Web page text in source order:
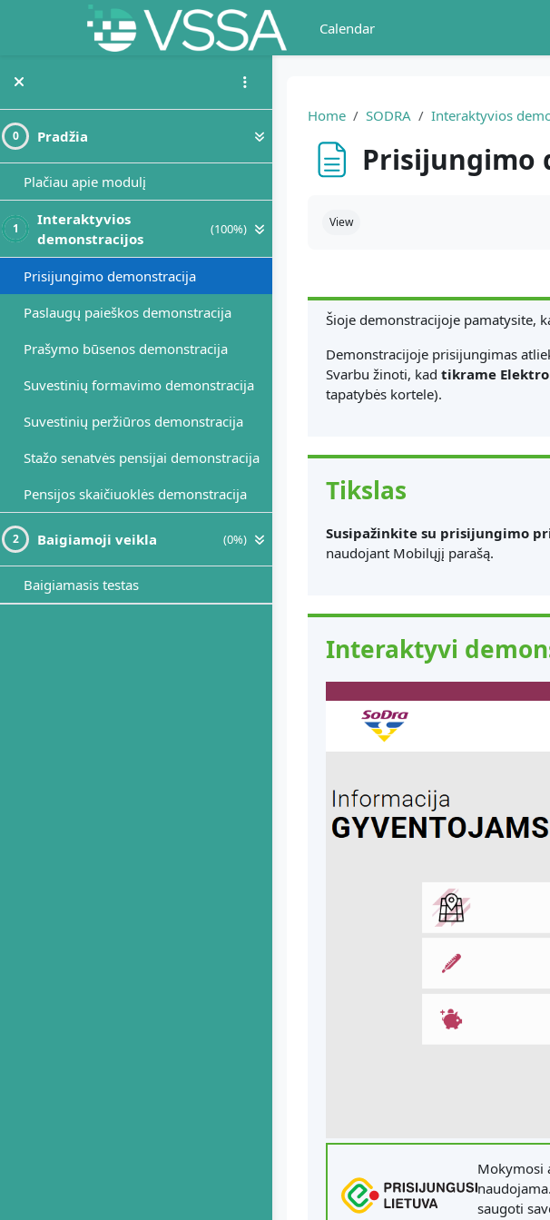
Skip to main content
Calendar
0 Pradžia
Plačiau apie modulį
1
Interaktyvios
demonstracijos
(100%)
Prisijungimo demonstracija
Paslaugų paieškos demonstracija
Prašymo būsenos demonstracija
Suvestinių formavimo demonstracija
Suvestinių peržiūros demonstracija
Stažo senatvės pensijai demonstracija
Pensijos skaičiuoklės demonstracija
2 Baigiamoji veikla (0%)
Baigiamasis testas
Home SODRA Interaktyvios
Prisijungimo
View
Šioje demonstracijoje pamatysite,
Demonstracijoje prisijungimas
Svarbu žinoti, kad tikrame
tapatybės kortele).
Tikslas
Susipažinkite su prisijungimo
naudojant Mobilųjį parašą.
Interaktyvi
Mokymosi
saugoti